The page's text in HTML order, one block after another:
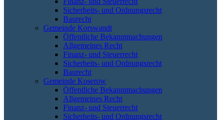
Sicherheits- und Ordnungsrecht
Baurecht
Gemeinde Korswandt
Öffentliche Bekanntmachungen
Allgemeines Recht
Finanz- und Steuerrecht
Sicherheits- und Ordnungsrecht
Baurecht
Gemeinde Koserow
Öffentliche Bekanntmachungen
Allgemeines Recht
Finanz- und Steuerrecht
Sicherheits- und Ordnungsrecht